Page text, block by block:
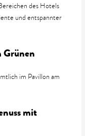
des Hotels
und entspannter
Grünen
im Pavillon am
mit